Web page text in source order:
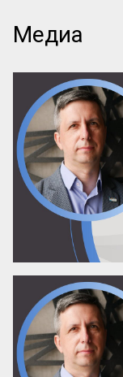
Медиа